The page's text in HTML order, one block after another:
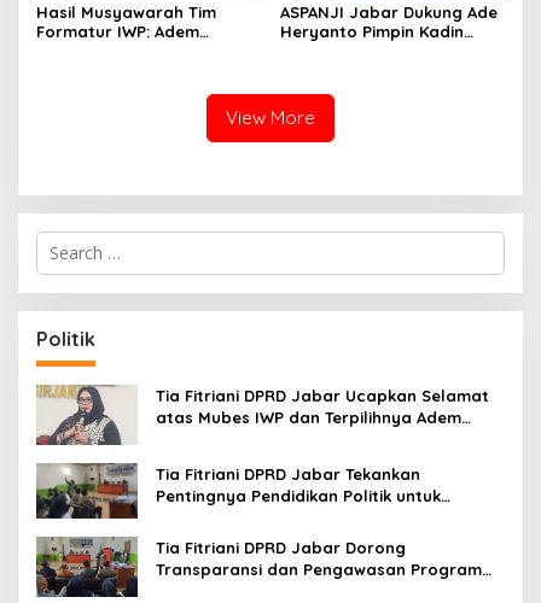
Hasil Musyawarah Tim
Formatur IWP: Adem
ASPANJI Jabar Dukung Ade
Heryanto Pimpin Kadin
View More
S
r
c
h
f
o
:
Politik
Tia Fitriani DPRD Jabar Ucapkan Selamat
atas Mubes IWP dan Terpilihnya Adem
Tia Fitriani DPRD Jabar Tekankan
Pentingnya Pendidikan Politik untuk
Bandung
Tia Fitriani DPRD Jabar Dorong
Transparansi dan Pengawasan Program